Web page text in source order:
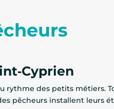
rythme des petits métiers.
pêcheurs installent